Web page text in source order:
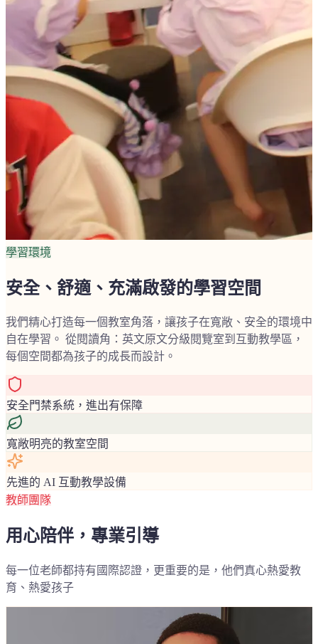
學習環境
安全、舒適、充滿啟發的學習空間
我們精心打造每一個教室角落，讓孩子在寬敞、安全的環境中
自在學習。 從閱讀角：英文原文分級閱覽室到互動教學區，
每個空間都為孩子的成長而設計。
安全門禁系統，進出有保障
寬敞明亮的教室空間
先進的 AI 互動教學設備
教師團隊
用心陪伴，專業引導
每一位老師都持有國際認證，更重要的是，他們真心熱愛教
育、熱愛孩子